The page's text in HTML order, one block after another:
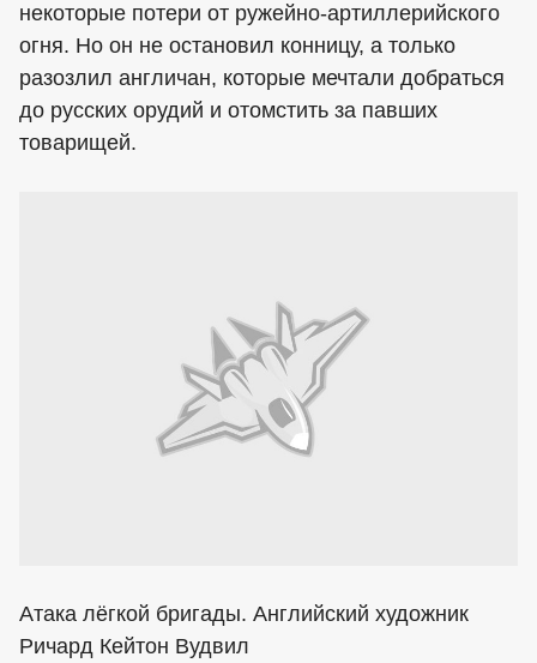
некоторые потери от ружейно-артиллерийского
огня. Но он не остановил конницу, а только
разозлил англичан, которые мечтали добраться
до русских орудий и отомстить за павших
товарищей.
Атака лёгкой бригады. Английский художник
Ричард Кейтон Вудвил